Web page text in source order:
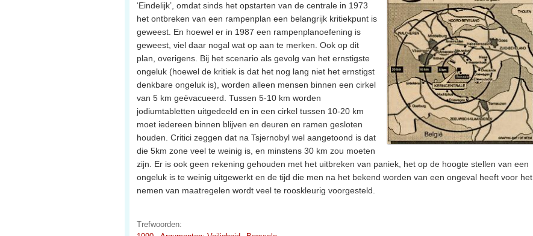
‘Eindelijk’, omdat sinds het opstarten van de centrale in 1973
het ontbreken van een rampenplan een belangrijk kritiekpunt is
geweest. En hoewel er in 1987 een rampenplanoefening is
geweest, viel daar nogal wat op aan te merken. Ook op dit
plan, overigens. Bij het scenario als gevolg van het ernstigste
ongeluk (hoewel de kritiek is dat het nog lang niet het ernstigst
denkbare ongeluk is), worden alleen mensen binnen een cirkel
van 5 km geëvacueerd. Tussen 5-10 km worden
jodiumtabletten uitgedeeld en in een cirkel tussen 10-20 km
moet iedereen binnen blijven en deuren en ramen gesloten
houden. Critici zeggen dat na Tsjernobyl wel aangetoond is dat
die 5km zone veel te weinig is, en minstens 30 km zou moeten
zijn. Er is ook geen rekening gehouden met het uitbreken van paniek, het op de hoogte stellen van een
ongeluk is te weinig uitgewerkt en de tijd die men na het bekend worden van een ongeval heeft voor het
nemen van maatregelen wordt veel te rooskleurig voorgesteld.
Trefwoorden: